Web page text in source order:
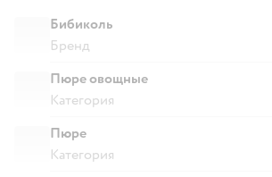
Бибиколь
Бренд
Пюре овощные
Категория
Пюре
Категория